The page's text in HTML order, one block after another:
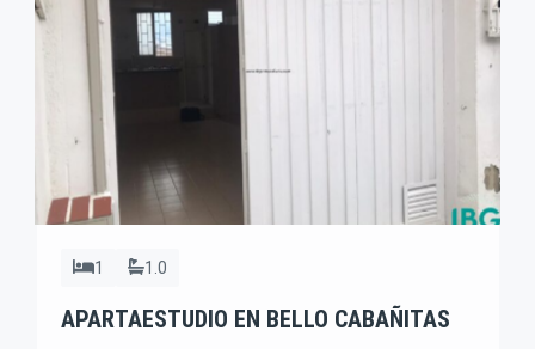
1 1.0
APARTAESTUDIO EN BELLO CABAÑITAS